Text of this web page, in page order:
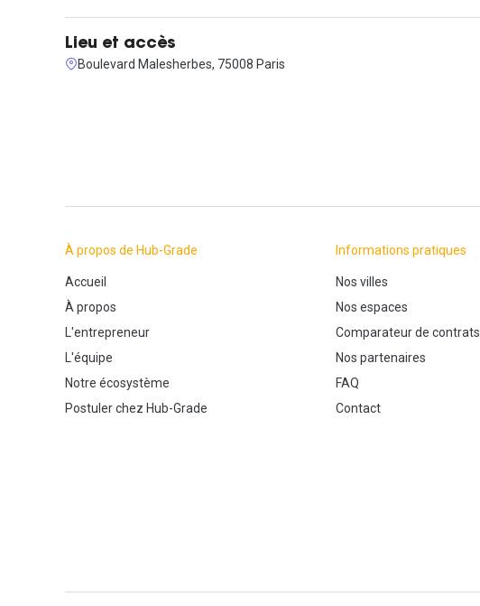
Lieu et accès
Boulevard Malesherbes, 75008 Paris
À propos de Hub-Grade
Accueil
À propos
L'entrepreneur
L'équipe
Notre écosystème
Postuler chez Hub-Grade
Informations pratiques
Nos villes
Nos espaces
Comparateur de contrats
Nos partenaires
FAQ
Contact